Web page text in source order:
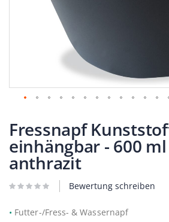
Anfang
der
Bildergalerie
springen
Fressnapf
einhängbar - 600 ml
anthrazit
Bewertung schreiben
• Futter-/Fress- & Wassernapf